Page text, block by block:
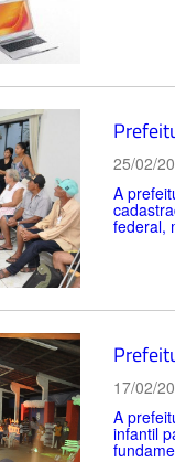
25/02/
A
federal,
17/02/
A
infantil